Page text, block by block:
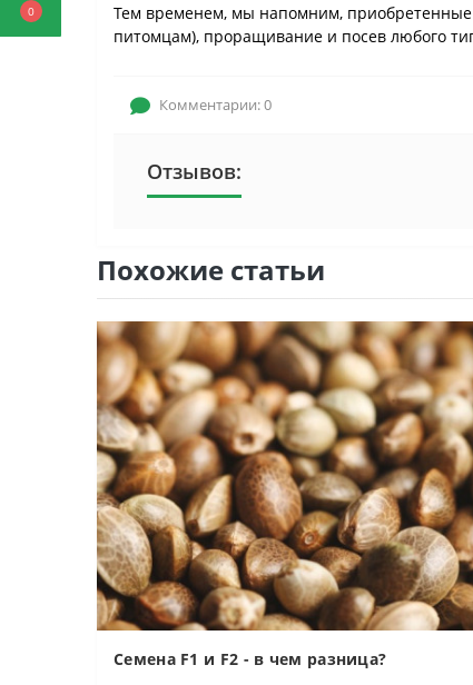
0
Тем временем, мы напомним, приобретенные
питомцам), проращивание и посев любого
Комментарии: 0
Отзывов:
Похожие статьи
Семена F1 и F2 - в чем разница?